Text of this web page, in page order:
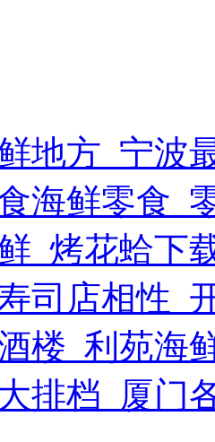
地方_宁波
海鲜零食_
_烤花蛤下
司店相性_
楼_利苑海
排档_厦门